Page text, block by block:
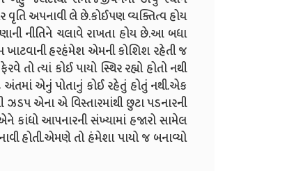
અપનાવી લે છે.કોઈપણ વ્યક્તિત્વ હોય
નીતિને ચલાવે રાખતા હોય છે.આ બધા
ખાટવાની હરહંમેશ એમની કોશિશ રહેતી જ
ત્યાં કોઈ પાયો સ્થિર રહ્યો હોતો નથી
અંતમાં એનું પોતાનું કોઈ રહેતું હોતું નથી.એક
એના એ વિસ્તારમાંથી છુટા પડનારની
આપનારની સંખ્યામાં હજારો સામેલ
હોતી.એમણે તો હંમેશા પાયો જ બનાવ્યો